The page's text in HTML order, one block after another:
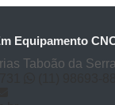
Equipamento
Taboão da